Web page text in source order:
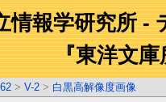
情報学研究所 -
『東洋文
> V-2 > 白黒高解像度画像